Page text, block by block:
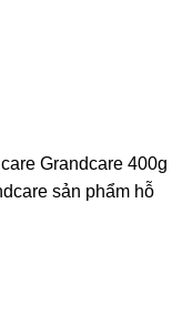
Grandcare 400g
sản phẩm hỗ